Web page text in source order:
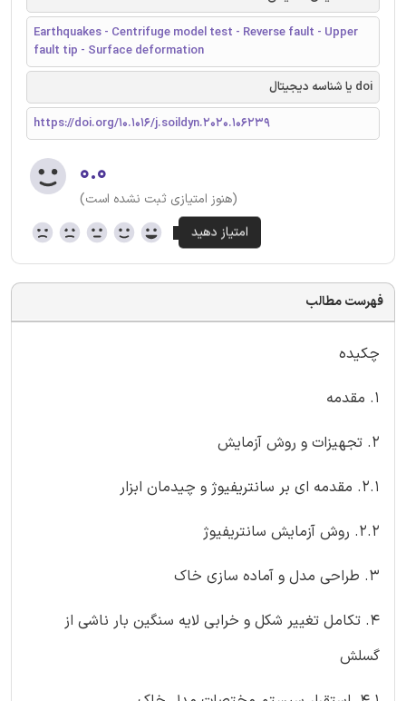
Earthquakes - Centrifuge model test - Reverse fault - Upper
fault tip - Surface deformation
doi یا شناسه دیجیتال
https://doi.org/10.1016/j.soildyn.2020.106239
۰.۰
(هنوز امتیازی ثبت نشده است)
فهرست مطالب
چکیده
1. مقدمه
2. تجهیزات و روش آزمایش
2.1. مقدمه ای بر سانتریفیوژ و چیدمان ابزار
2.2. روش آزمایش سانتریفیوژ
3. طراحی مدل و آماده سازی خاک
4. تکامل تغییر شکل و خرابی لایه سنگین بار ناشی از
گسلش